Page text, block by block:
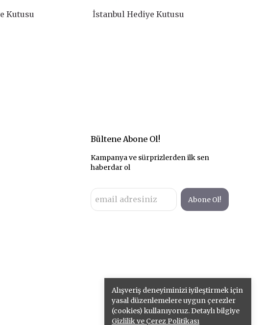
Alışveriş deneyiminizi iyileştirmek için
yasal düzenlemelere uygun çerezler
(cookies) kullanıyoruz. Detaylı bilgiye
Gizlilik ve Çerez Politikası
Kutusu İstanbul Hediye Kutusu
Bültene Abone Ol!
Kampanya ve sürprizlerden ilk sen
haberdar ol
Abone Ol!